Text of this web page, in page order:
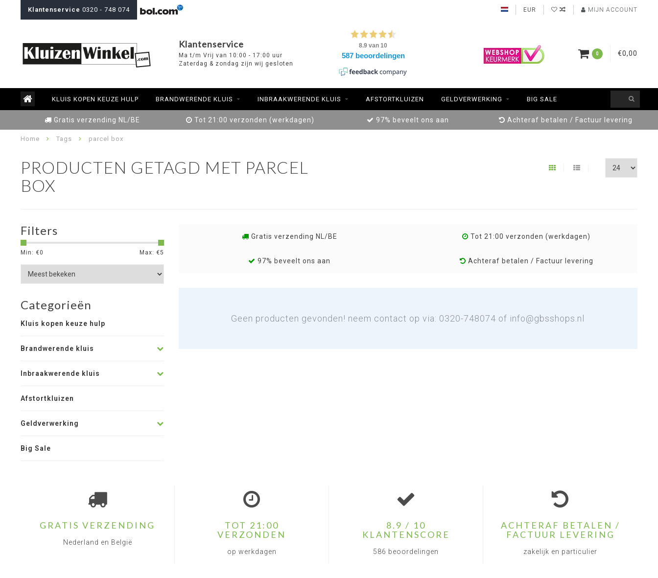
Klantenservice 0320 - 748 074 EUR MIJN ACCOUNT
Klantenservice
Ma t/m Vrij van 10:00 - 17:00 uur
Zaterdag & zondag zijn wij gesloten
0 €0,00
KLUIS KOPEN KEUZE HULP BRANDWERENDE KLUIS INBRAAKWERENDE KLUIS AFSTORTKLUIZEN GELDVERWERKING BIG SALE
Gratis verzending NL/BE Tot 21:00 verzonden (werkdagen) 97% beveelt ons aan Achteraf betalen / Factuur levering
Home Tags parcel box
PRODUCTEN GETAGD MET PARCEL
BOX
Filters
Min: €0 Max: €5
Categorieën
Kluis kopen keuze hulp
Brandwerende kluis
Inbraakwerende kluis
Afstortkluizen
Geldverwerking
Big Sale
Gratis verzending NL/BE Tot 21:00 verzonden (werkdagen)
97% beveelt ons aan Achteraf betalen / Factuur levering
Geen producten gevonden! neem contact op via: 0320-748074 of info@gbsshops.nl
GRATIS VERZENDING
Nederland en België
TOT 21:00
VERZONDEN
op werkdagen
8.9 / 10
KLANTENSCORE
586 beoordelingen
ACHTERAF BETALEN /
FACTUUR LEVERING
zakelijk en particulier